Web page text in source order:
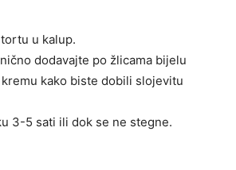
u kalup.
dodavajte po žlicama bijelu
kako biste dobili slojevitu
3-5 sati ili dok se ne stegne.